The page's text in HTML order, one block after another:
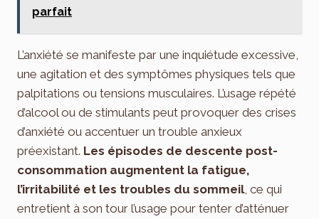
parfait
L’anxiété se manifeste par une inquiétude excessive,
une agitation et des symptômes physiques tels que
palpitations ou tensions musculaires. L’usage répété
d’alcool ou de stimulants peut provoquer des crises
d’anxiété ou accentuer un trouble anxieux
préexistant. Les épisodes de descente post-
consommation augmentent la fatigue,
l’irritabilité et les troubles du sommeil, ce qui
entretient à son tour l’usage pour tenter d’atténuer